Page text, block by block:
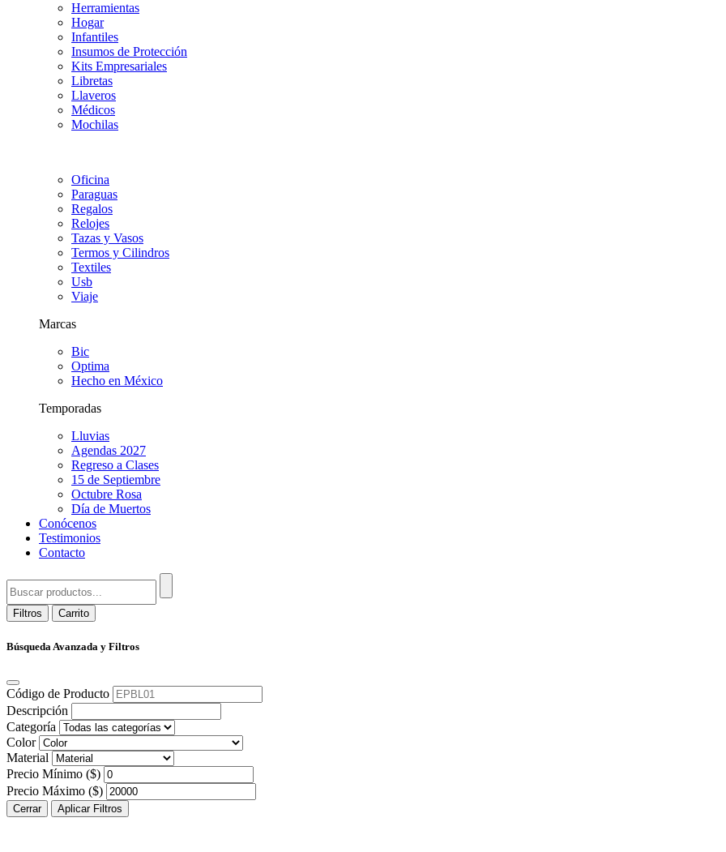
Herramientas
Hogar
Infantiles
Insumos de Protección
Kits Empresariales
Libretas
Llaveros
Médicos
Mochilas
Oficina
Paraguas
Regalos
Relojes
Tazas y Vasos
Termos y Cilindros
Textiles
Usb
Viaje
Marcas
Bic
Optima
Hecho en México
Temporadas
Lluvias
Agendas 2027
Regreso a Clases
15 de Septiembre
Octubre Rosa
Día de Muertos
Conócenos
Testimonios
Contacto
Filtros Carrito
Búsqueda Avanzada y Filtros
Código de Producto
Descripción
Categoría
Color
Material
Precio Mínimo ($)
Precio Máximo ($)
Cerrar Aplicar Filtros